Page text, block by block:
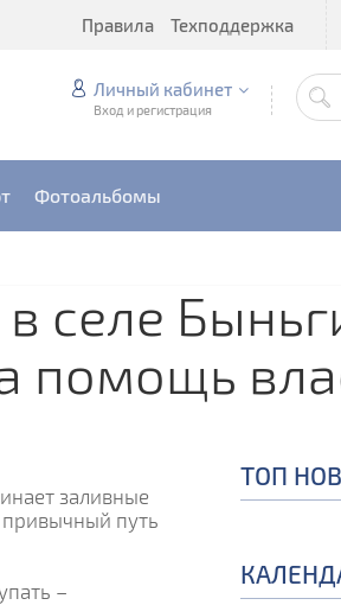
Правила Техподдержка
Личный кабинет
Вход и регистрация
Фотоальбомы
селе
помощь
заливные
привычный путь
–
ТОП